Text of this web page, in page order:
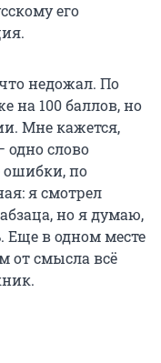
его
недожал. По
на 100 баллов, но
Мне кажется,
одно слово
ошибки, по
я смотрел
но я думаю,
Еще в одном месте
от смысла всё